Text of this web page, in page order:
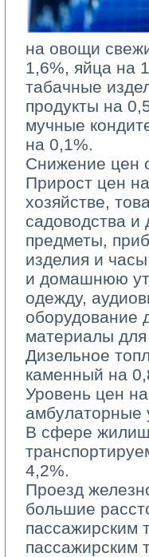
на овощи
1,6%, яйца на
табачные
продукты на
мучные
на 0,1%.
Снижение цен
Прирост цен
хозяйстве,
садоводства
предметы,
изделия и
и домашнюю
одежду,
оборудование
материалы
Дизельное
каменный на
Уровень цен
амбулаторные
В сфере
4,2%.
Проезд
большие
пассажирским
пассажирским